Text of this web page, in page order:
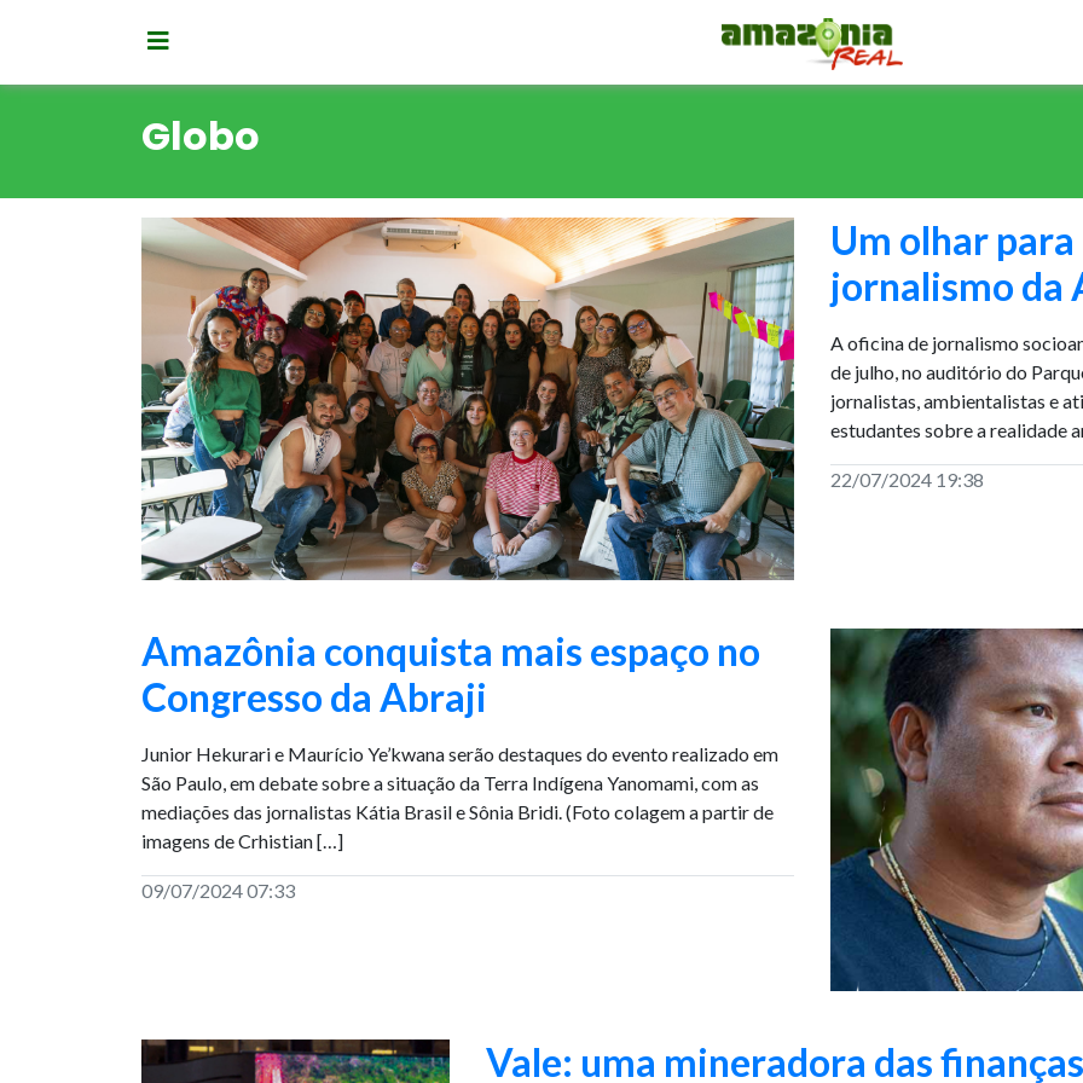
Globo
Um olhar
jornalismo da
A oficina de jornalismo
de julho, no auditório do
jornalistas, ambientalistas e
estudantes sobre a realidade
22/07/2024 19:38
Amazônia conquista mais espaço no
Congresso da Abraji
Junior Hekurari e Maurício Ye’kwana serão destaques do evento realizado em
São Paulo, em debate sobre a situação da Terra Indígena Yanomami, com as
mediações das jornalistas Kátia Brasil e Sônia Bridi. (Foto colagem a partir de
imagens de Crhistian […]
09/07/2024 07:33
Vale: uma mineradora das finanças